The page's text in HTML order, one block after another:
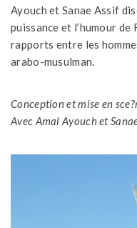
Ayouch et Sanae Assif
puissance et l’humour
rapports entre les
arabo-musulman.
Conception et mise en
Avec Amal Ayouch et